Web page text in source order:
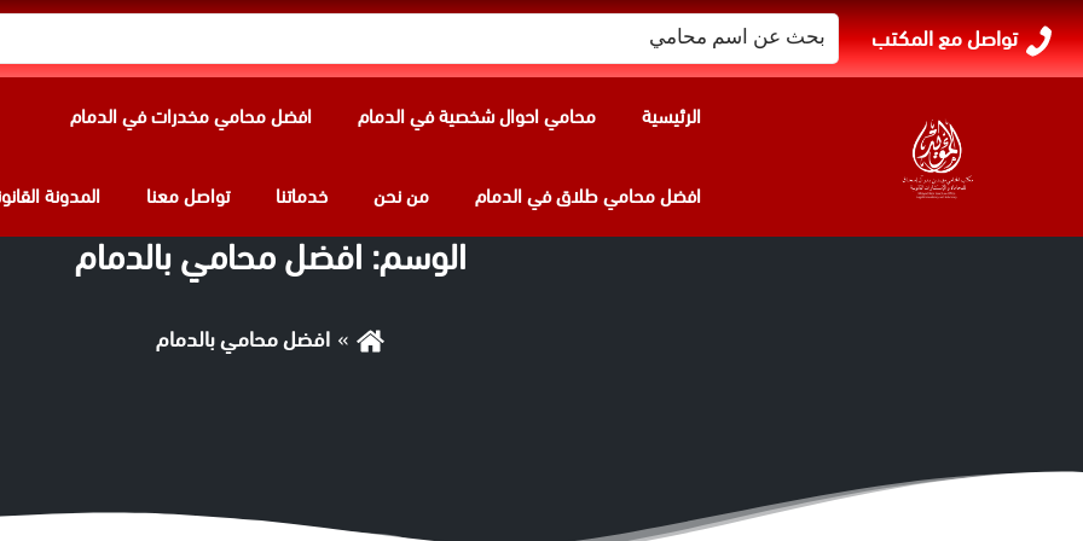
تواصل مع المكتب
البحث
عن:
الرئيسية محامي احوال شخصية في الدمام افضل محامي مخدرات في الدمام
افضل محامي طلاق في الدمام من نحن خدماتنا تواصل معنا المدونة
الوسم: افضل محامي بالدمام
افضل محامي بالدمام